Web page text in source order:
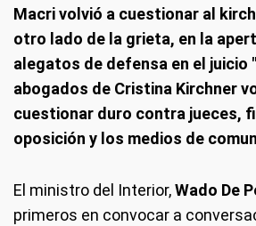
Macri volvió a cuestionar al
otro lado de la grieta, en la
alegatos de defensa en el juicio
abogados de Cristina Kirchner
cuestionar duro contra jueces,
oposición y los medios de
El ministro del Interior,Wado De
primeros en convocar a